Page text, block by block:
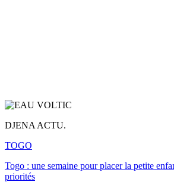
DJENA ACTU.
TOGO
Togo : une semaine pour placer la petite
priorités